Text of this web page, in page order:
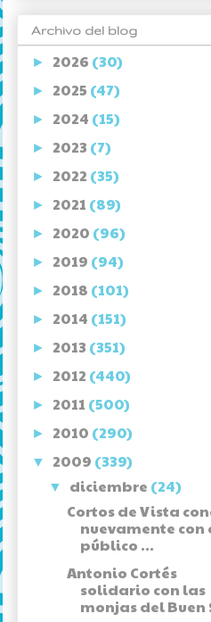
Archivo del blog
► 2026 (30)
► 2025 (47)
► 2024 (15)
► 2023 (7)
► 2022 (35)
► 2021 (89)
► 2020 (96)
► 2019 (94)
► 2018 (101)
► 2014 (151)
► 2013 (351)
► 2012 (440)
► 2011 (500)
► 2010 (290)
▼ 2009 (339)
▼ diciembre (24)
Cortos de Vista
nuevamente con
público ...
Antonio Cortés
solidario con las
monjas del Buen